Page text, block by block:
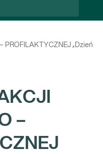
PROFILAKTYCZNEJ „Dzień
–